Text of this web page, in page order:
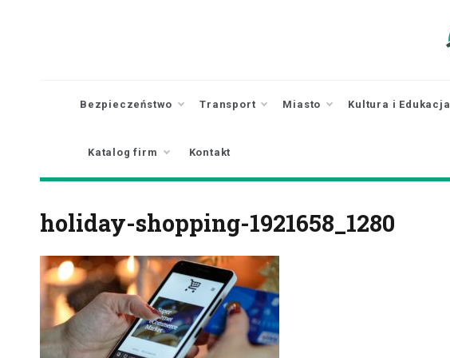
Bezpieczeństwo Transport Miasto Kultura i Edukacja
Katalog firm Kontakt
holiday-shopping-1921658_1280